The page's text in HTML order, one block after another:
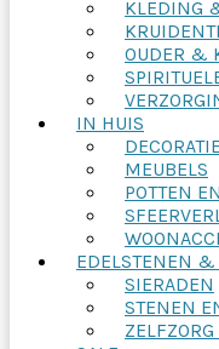
KLEDING
OUDER &
IN HUIS
DECORATIE
MEUBELS
POTTEN
EDELSTENEN &
SIERADEN
STENEN